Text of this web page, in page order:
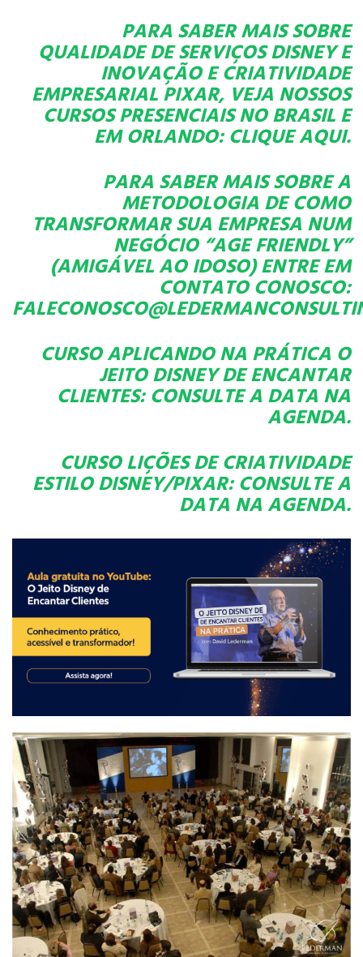
PARA SABER MAIS SOBRE
QUALIDADE DE SERVIÇOS DISNEY E
INOVAÇÃO E CRIATIVIDADE
EMPRESARIAL PIXAR, VEJA NOSSOS
CURSOS PRESENCIAIS NO BRASIL E
EM ORLANDO:CLIQUE AQUI.
PARA SABER MAIS SOBRE A
METODOLOGIA DE COMO
TRANSFORMAR SUA EMPRESA NUM
NEGÓCIO “AGE FRIENDLY”
(AMIGÁVEL AO IDOSO) ENTRE EM
CONTATO CONOSCO:
CURSO APLICANDO NA PRÁTICA O
JEITO DISNEY DE ENCANTAR
CLIENTES: CONSULTE A DATA NA
AGENDA.
CURSO LIÇÕES DE CRIATIVIDADE
ESTILO DISNEY/PIXAR: CONSULTE A
DATA NA AGENDA.